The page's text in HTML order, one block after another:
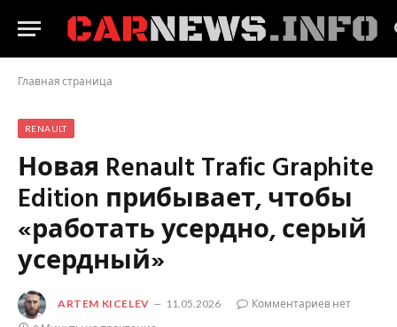
Главная страница
RENAULT
Новая Renault Trafic Graphite
Edition прибывает, чтобы
«работать усердно, серый
усердный»
ARTEM KICELEV 11.05.2026
Комментариев нет